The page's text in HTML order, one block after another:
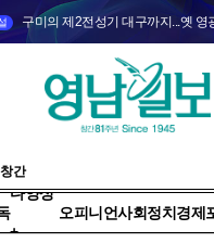
구미의 제2전성기 대구까지...옛 영
간
다양성
+
오피니언사회정치 경제